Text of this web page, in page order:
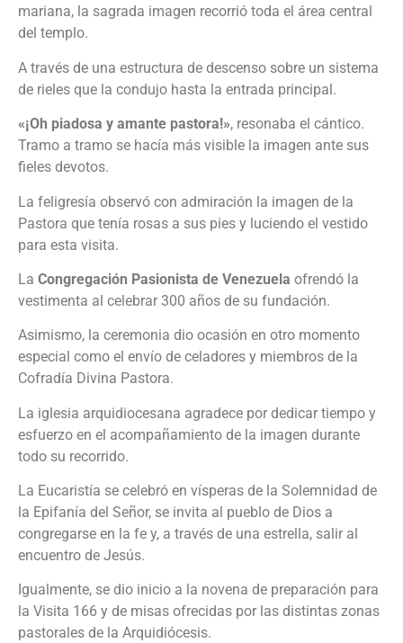
mariana, la sagrada imagen recorrió toda el área central
del templo.
A través de una estructura de descenso sobre un sistema
de rieles que la condujo hasta la entrada principal.
«¡Oh piadosa y amante pastora!», resonaba el cántico.
Tramo a tramo se hacía más visible la imagen ante sus
fieles devotos.
La feligresía observó con admiración la imagen de la
Pastora que tenía rosas a sus pies y luciendo el vestido
para esta visita.
La Congregación Pasionista de Venezuela ofrendó la
vestimenta al celebrar 300 años de su fundación.
Asimismo, la ceremonia dio ocasión en otro momento
especial como el envío de celadores y miembros de la
Cofradía Divina Pastora.
La iglesia arquidiocesana agradece por dedicar tiempo y
esfuerzo en el acompañamiento de la imagen durante
todo su recorrido.
La Eucaristía se celebró en vísperas de la Solemnidad de
la Epifanía del Señor, se invita al pueblo de Dios a
congregarse en la fe y, a través de una estrella, salir al
encuentro de Jesús.
Igualmente, se dio inicio a la novena de preparación para
la Visita 166 y de misas ofrecidas por las distintas zonas
pastorales de la Arquidiócesis.